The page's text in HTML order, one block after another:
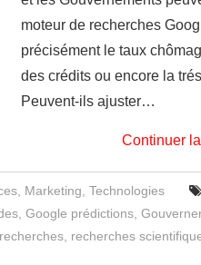
moteur de recherches
précisément le taux
des crédits ou encore la
Peuvent-ils ajuster…
Continuer
Marketing ,Technologies
Google prédictions
recherches recherches